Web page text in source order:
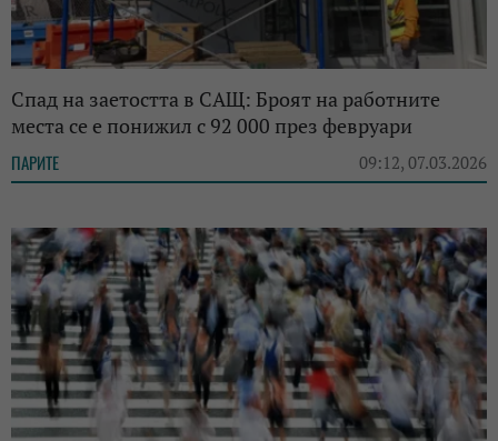
Спад на заетостта в САЩ: Броят на работните
места се е понижил с 92 000 през февруари
ПАРИТЕ 09:12, 07.03.2026